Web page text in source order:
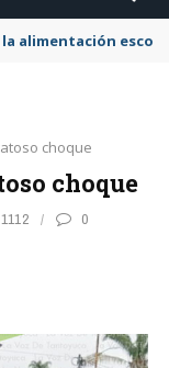
alimentación
choque
choque
1112 0